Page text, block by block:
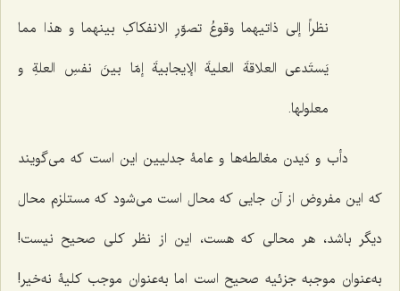
نظراً إلى ذاتیهما وقوعُ تصوّرِ الانفکاکِ بینهما و هذا مما
یَستَدعی العلاقةَ العلیةَ الإیجابیةَ إمّا بینَ نفسِ العلةِ و
معلولها.
دأب و دَیدن مغالطه‌ها و عامۀ جدلیین این است که مى‌گویند
که این مفروض از آن جایى که محال است مى‌شود که مستلزم محال
دیگر باشد، هر محالى که هست، این از نظر کلى صحیح نیست!
به‌عنوان موجبه جزئیه صحیح است اما به‌عنوان موجب کلیۀ نه‌خیر!